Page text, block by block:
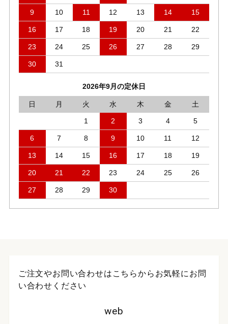
9 10 11 12 13 14 15
16 17 18 19 20 21 22
23 24 25 26 27 28 29
30 31
2026年9月の定休日
日 月 火 水 木 金 土
1 2 3 4 5
6 7 8 9 10 11 12
13 14 15 16 17 18 19
20 21 22 23 24 25 26
27 28 29 30
ご注文やお問い合わせはこちらからお気軽にお問
い合わせください
web